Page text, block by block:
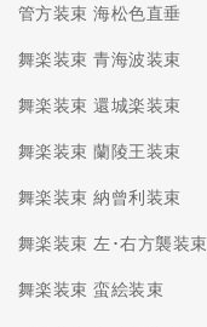
管方装束 海松色直垂
舞楽装束 青海波装束
舞楽装束 還城楽装束
舞楽装束 蘭陵王装束
舞楽装束 納曾利装束
舞楽装束 左･右方襲装束
舞楽装束 蛮絵装束